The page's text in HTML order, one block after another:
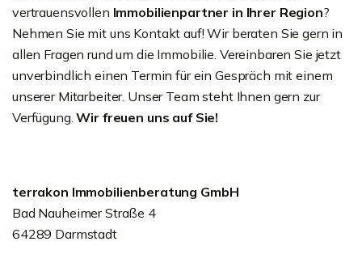
vertrauensvollen Immobilienpartner in Ihrer Region?
Nehmen Sie mit uns Kontakt auf! Wir beraten Sie gern in
allen Fragen rund um die Immobilie. Vereinbaren Sie jetzt
unverbindlich einen Termin für ein Gespräch mit einem
unserer Mitarbeiter. Unser Team steht Ihnen gern zur
Verfügung.Wir freuen uns auf Sie!
terrakon Immobilienberatung GmbH
Bad Nauheimer Straße 4
64289 Darmstadt